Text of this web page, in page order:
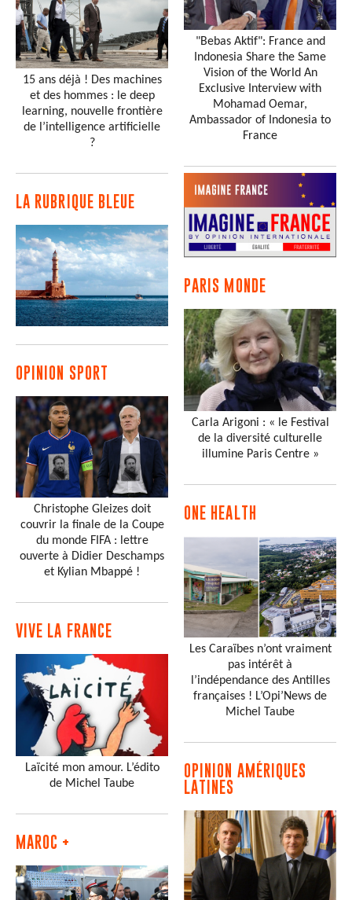
15 ans déjà ! Des machines
et des hommes : le deep
learning, nouvelle frontière
de l’intelligence artificielle
?
LA RUBRIQUE BLEUE
OPINION SPORT
Christophe Gleizes doit
couvrir la finale de la Coupe
du monde FIFA : lettre
ouverte à Didier Deschamps
et Kylian Mbappé !
VIVE LA FRANCE
Laïcité mon amour. L’édito
de Michel Taube
MAROC +
"Bebas Aktif": France and
Indonesia Share the Same
Vision of the World An
Exclusive Interview with
Mohamad Oemar,
Ambassador of Indonesia to
France
PARIS MONDE
Carla Arigoni : « le Festival
de la diversité culturelle
illumine Paris Centre »
ONE HEALTH
Les Caraïbes n’ont vraiment
pas intérêt à
l’indépendance des Antilles
françaises ! L’Opi’News de
Michel Taube
OPINION AMÉRIQUES
LATINES